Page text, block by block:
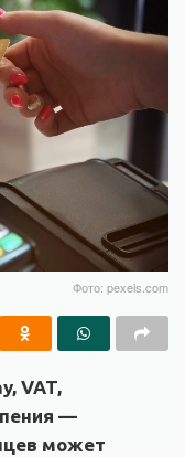
Фото: pexels.com
VAT,
—
может